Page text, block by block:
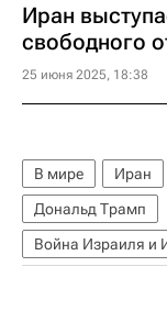
Иран
свободного
25 июня 2025, 18:38
В мире Иран
Дональд Трамп
Война Израиля и